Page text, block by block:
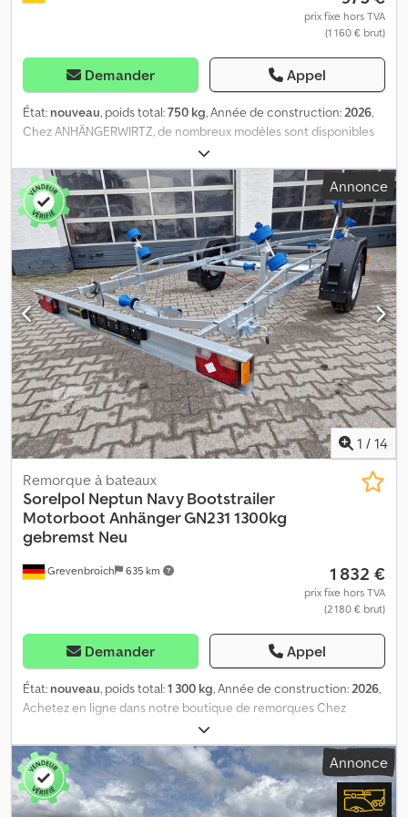
prix fixe hors TVA
(1 160 € brut)
Demander Appel
État: nouveau, poids total:750 kg, Année de construction:2026,
Chez ANHÄNGERWIRTZ, de nombreux modèles sont disponibles
en ligne. Achetez facilement et à toute heure sur trailershop – à
retirer vous-même ou à faire livrer. Le marché de retrait en ligne
pour votre nouvelle remorque propose des marques renommées
: plus de 850 remorques neuves en stock, plus de 130 remorques
d’occasion en permanence disponibles. Exemple sans
engagement : ici avec homologation 100 km/h – n'hésitez pas tant
que le stock dure ! Remorque bateau à moteur / bateau
pneumatique avec coque rigide, 750 kg, châssis mon essieu,
cadre V en acier galvanisé à chaud, dimensions 310-550 x 115 x 140
cm. Éclairage amovible, prise 7 broches. Accessoires inclus : 2
rouleaux de quille bleus, butée de quille et 2 doubles rouleaux
latéraux bleus réglables comme supports, treuil à sangle avec
crochet, roue jockey 48 mm... Cet article est uniquement
commandable en ligne ! Livraison partiellement assemblée, prêt à
rouler. Commandes par téléphone du lundi au vendredi, ou
24h/24 sur notre trailershop. Droits d’auteur - Protection des
marques 05/26 GN034 Dedey N Nwkopfx Anxskr
Annonce
1 / 14
Grevenbroich 635 km
Remorque à bateaux
Sorelpol Neptun Navy Bootstrailer
Motorboot Anhänger GN231 1300kg
gebremst Neu
1 832 €
prix fixe hors TVA
(2 180 € brut)
Demander Appel
État: nouveau, poids total:1 300 kg, Année de construction: 2026,
Achetez en ligne dans notre boutique de remorques Chez
ANHÄNGERWIRTZ, de nombreux modèles disponibles en ligne
Achetez facilement et à toute heure, 24h/24 et 7j/7 Retrait sur
place ou livraison possible. Le marché en ligne pour votre
nouvelle remorque propose des marques de qualité ! Plus de 850
remorques neuves en stock Plus de 130 remorques d’occasion
Annonce